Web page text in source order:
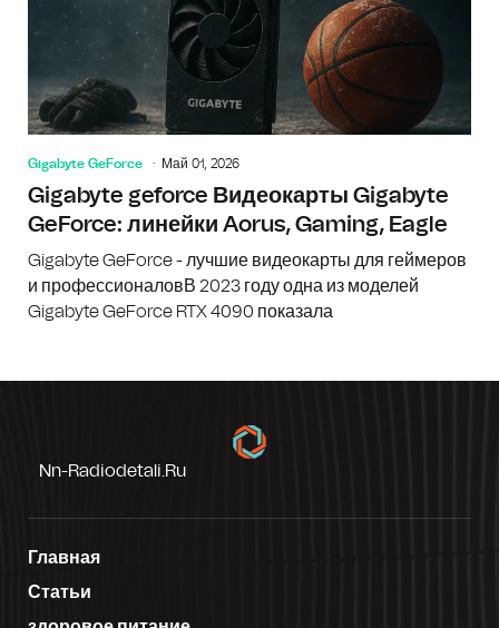
Gigabyte GeForce Май 01, 2026
Gigabyte geforce Видеокарты Gigabyte
GeForce: линейки Aorus, Gaming, Eagle
Gigabyte GeForce - лучшие видеокарты для геймеров
и профессионаловВ 2023 году одна из моделей
Gigabyte GeForce RTX 4090 показала
Nn-Radiodetali.ru
Главная
Статьи